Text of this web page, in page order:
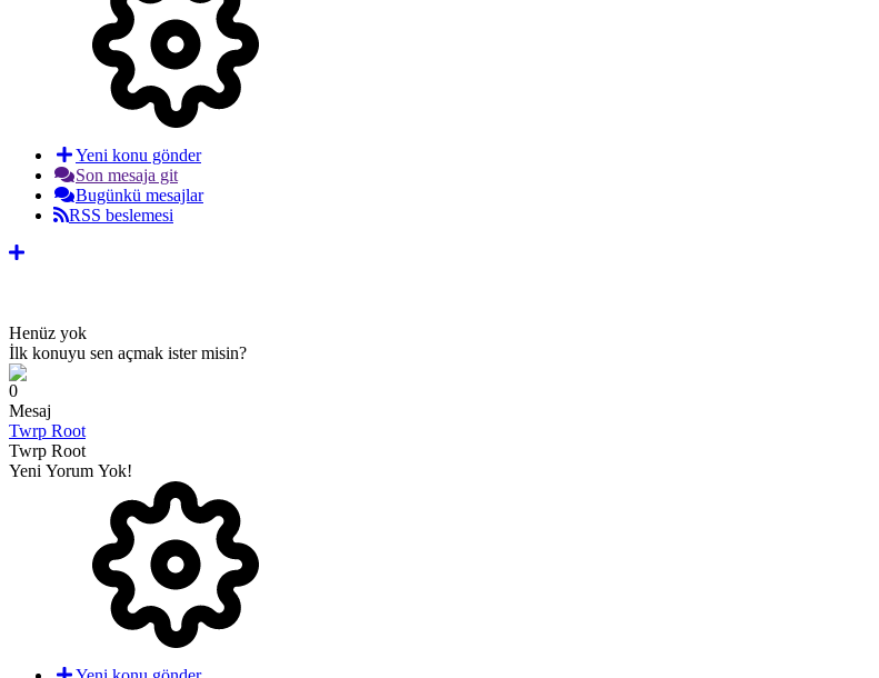
Yeni konu gönder
Son mesaja git
Bugünkü mesajlar
RSS beslemesi
Henüz yok
İlk konuyu sen açmak ister misin?
0
Mesaj
Twrp Root
Twrp Root
Yeni Yorum Yok!